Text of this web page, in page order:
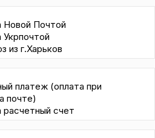
Новой Почтой
из г.Харьков
платеж (оплата при
почте)
расчетный счет